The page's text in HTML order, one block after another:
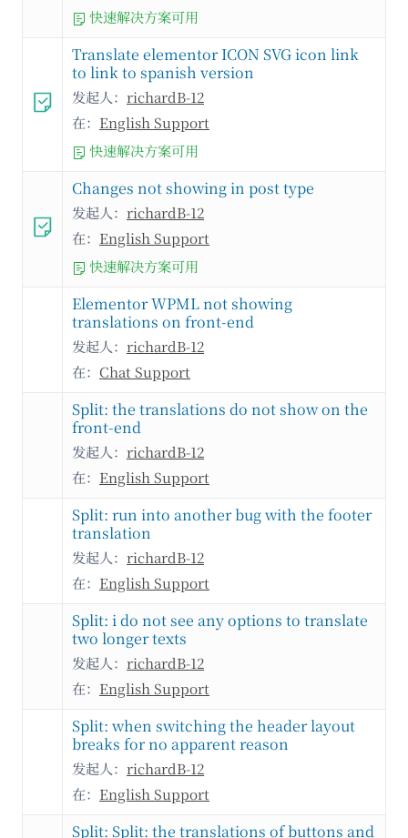
快速解决方案可用
Translate elementor ICON SVG icon link
to link to spanish version
发起人： richardB-12
在： English Support
快速解决方案可用
Changes not showing in post type
发起人： richardB-12
在： English Support
快速解决方案可用
Elementor WPML not showing
translations on front-end
发起人： richardB-12
在： Chat Support
Split: the translations do not show on the
front-end
发起人： richardB-12
在： English Support
Split: run into another bug with the footer
translation
发起人： richardB-12
在： English Support
Split: i do not see any options to translate
two longer texts
发起人： richardB-12
在： English Support
Split: when switching the header layout
breaks for no apparent reason
发起人： richardB-12
在： English Support
Split: Split: the translations of buttons and